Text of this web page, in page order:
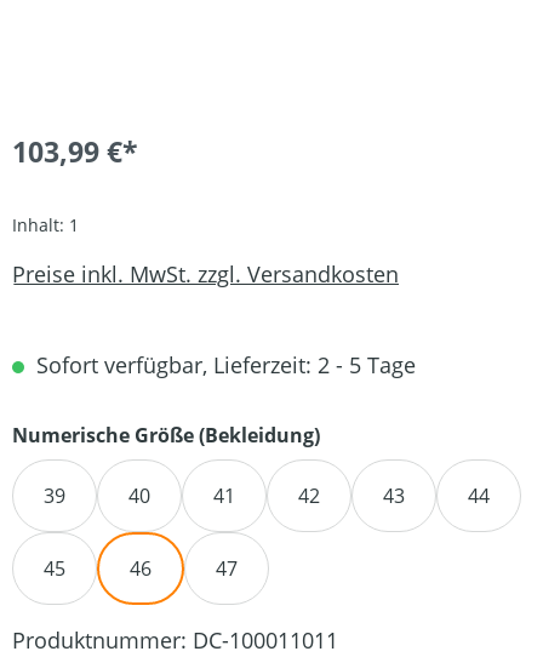
103,99 €*
Inhalt: 1
Preise inkl. MwSt. zzgl. Versandkosten
Sofort verfügbar, Lieferzeit: 2 - 5 Tage
Numerische Größe (Bekleidung)auswählen
39 40 41 42 43 44
45 46 47
Produktnummer: DC-100011011